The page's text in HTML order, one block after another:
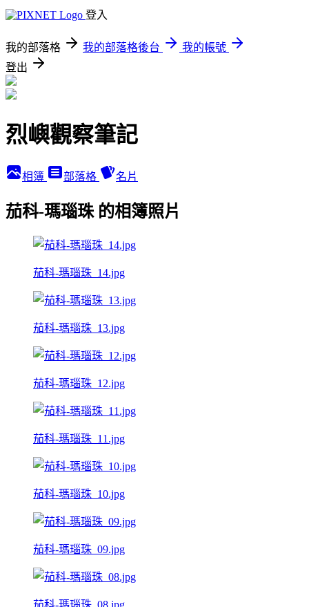
登入
我的部落格 我的部落格後台
我的帳號
登出
烈嶼觀察筆記
相簿 部落格 名片
茄科-瑪瑙珠 的相簿照片
茄科-瑪瑙珠_14.jpg
茄科-瑪瑙珠_13.jpg
茄科-瑪瑙珠_12.jpg
茄科-瑪瑙珠_11.jpg
茄科-瑪瑙珠_10.jpg
茄科-瑪瑙珠_09.jpg
茄科-瑪瑙珠_08.jpg